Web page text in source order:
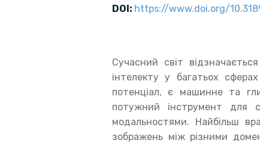
DOI: https://www.doi.org/
Сучасний світ
інтелекту у багатьох
потенціал, є машинне та
потужний інструмент для
модальностями. Найбільш
зображень між різними